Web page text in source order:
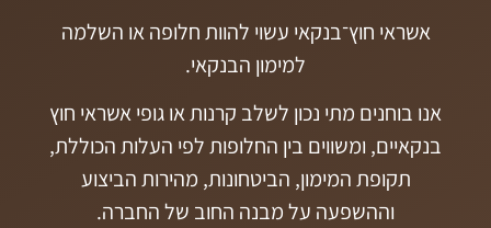
אשראי חוץ־בנקאי עשוי להוות חלופה או השלמה
למימון הבנקאי.
אנו בוחנים מתי נכון לשלב קרנות או גופי אשראי חוץ
בנקאיים, ומשווים בין החלופות לפי העלות הכוללת,
תקופת המימון, הביטחונות, מהירות הביצוע
וההשפעה על מבנה החוב של החברה.